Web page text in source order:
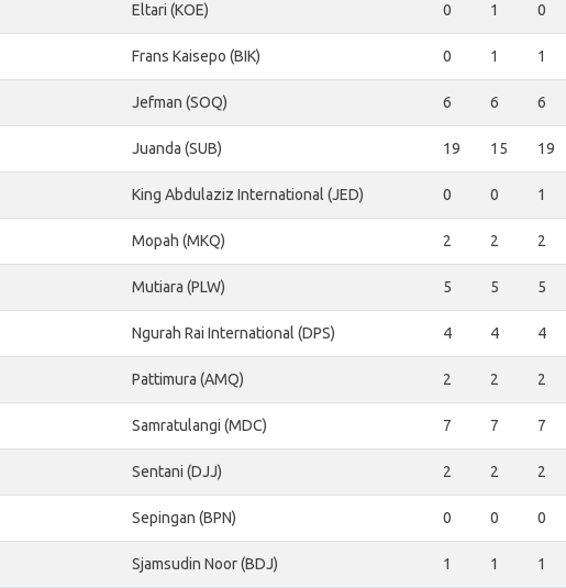
Eltari (KOE) 0 1 0
Frans Kaisepo (BIK) 0 1 1
Jefman (SOQ) 6 6 6
Juanda (SUB) 19 15 19
King Abdulaziz International (JED) 0 0 1
Mopah (MKQ) 2 2 2
Mutiara (PLW) 5 5 5
Ngurah Rai International (DPS) 4 4 4
Pattimura (AMQ) 2 2 2
Samratulangi (MDC) 7 7 7
Sentani (DJJ) 2 2 2
Sepingan (BPN) 0 0 0
Sjamsudin Noor (BDJ) 1 1 1